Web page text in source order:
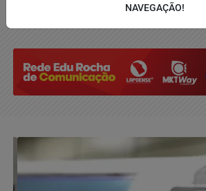
NAVEGAÇÃO!